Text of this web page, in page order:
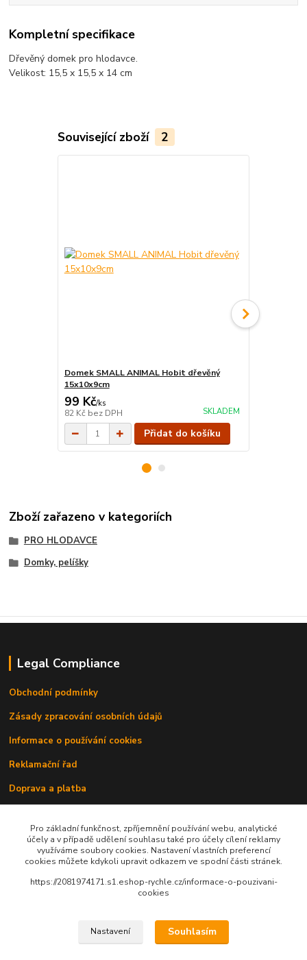
Kompletní specifikace
Dřevěný domek pro hlodavce.
Velikost: 15,5 x 15,5 x 14 cm
Související zboží 2
Domek SMALL ANIMAL Hobit dřevěný
15x10x9cm
99 Kč/ks
82 Kč bez DPH SKLADEM
Přidat do košíku
Zboží zařazeno v kategoriích
PRO HLODAVCE
Domky, pelíšky
Legal Compliance
Obchodní podmínky
Zásady zpracování osobních údajů
Informace o používání cookies
Reklamační řad
Doprava a platba
Upravit sběr cookies.
Pro základní funkčnost, zpříjemnění používání webu, analytické
účely a v případě udělení souhlasu také pro účely cílení reklamy
využíváme soubory cookies. Nastavení vlastních preferencí
cookies můžete kdykoli upravit odkazem ve spodní části stránek.
https://2081974171.s1.eshop-rychle.cz/informace-o-pouzivani-
cookies
Nastavení Souhlasím